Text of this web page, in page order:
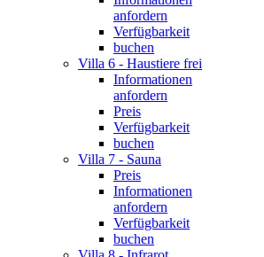
anfordern
Verfügbarkeit
buchen
Villa 6 - Haustiere frei
Informationen
anfordern
Preis
Verfügbarkeit
buchen
Villa 7 - Sauna
Preis
Informationen
anfordern
Verfügbarkeit
buchen